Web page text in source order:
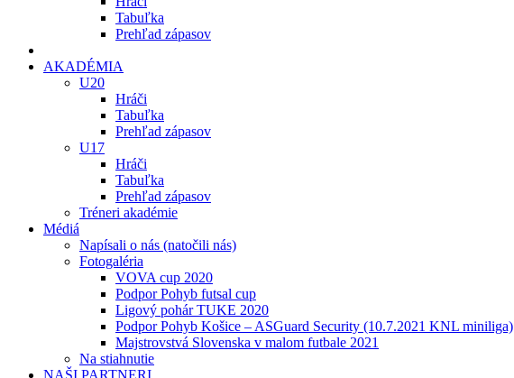
Tabuľka
Prehľad zápasov
AKADÉMIA
U20
Hráči
Tabuľka
Prehľad zápasov
U17
Hráči
Tabuľka
Prehľad zápasov
Tréneri akadémie
Médiá
Napísali o nás (natočili nás)
Fotogaléria
VOVA cup 2020
Podpor Pohyb futsal cup
Ligový pohár TUKE 2020
Podpor Pohyb Košice – ASGuard Security (10.7.2021 KNL miniliga)
Majstrovstvá Slovenska v malom futbale 2021
Na stiahnutie
NAŠI PARTNERI